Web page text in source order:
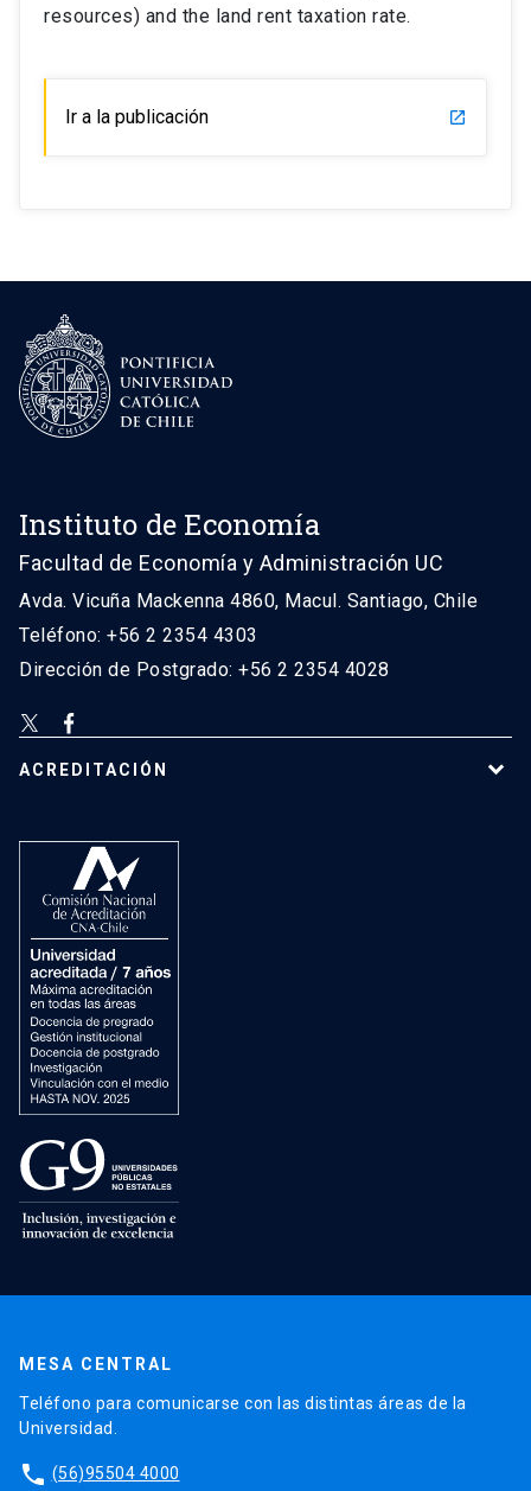
resources) and the land rent taxation rate.
Ir a la publicación launch
Instituto de Economía
Facultad de Economía y Administración UC
Avda. Vicuña Mackenna 4860, Macul. Santiago, Chile
Teléfono: +56 2 2354 4303
Dirección de Postgrado: +56 2 2354 4028
ACREDITACIÓN
MESA CENTRAL
Teléfono para comunicarse con las distintas áreas de la
Universidad.
phone (56)95504 4000